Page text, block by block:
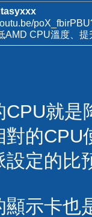
AMD CPU溫度、
CPU就是
對的CPU
設定的比
顯示卡也